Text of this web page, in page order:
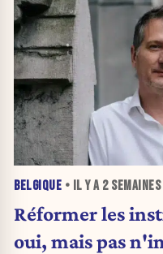
BELGIQUE • IL Y A 2 SEMAINES
Réformer les
oui, mais pas